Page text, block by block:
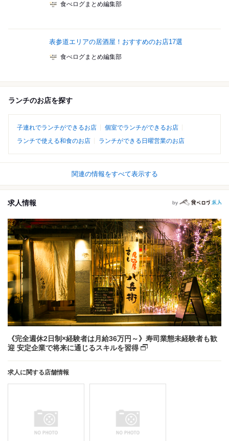
食べログまとめ編集部
表参道エリアの居酒屋！おすすめのお店17選
食べログまとめ編集部
ランチのお店を探す
子連れでランチができるお店
個室でランチができるお店
ランチで使える和食のお店
ランチができる日曜営業のお店
関連の情報をすべて表示する
求人情報 by
《完全週休2日制×経験者は月給36万円～》寿司業態未経験者も歓
迎 安定企業で将来に通じるスキルを習得
求人に関する店舗情報